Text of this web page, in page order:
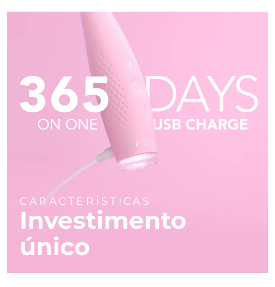
CARACTERÍSTICAS
Investimento
único